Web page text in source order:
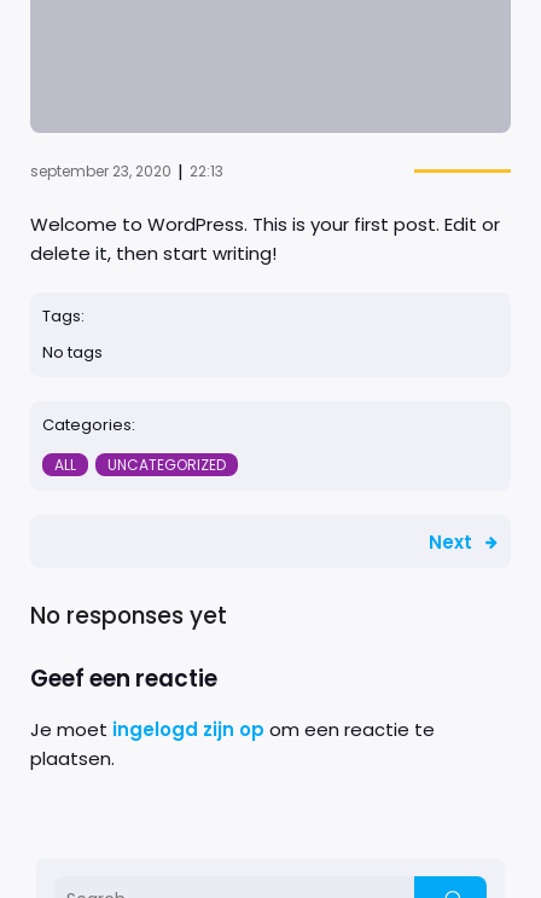
september 23, 2020 | 22:13
Welcome to WordPress. This is your first post. Edit or
delete it, then start writing!
Tags:
No tags
Categories:
ALL UNCATEGORIZED
Next
No responses yet
Geef een reactie
Je moet ingelogd zijn op om een reactie te
plaatsen.